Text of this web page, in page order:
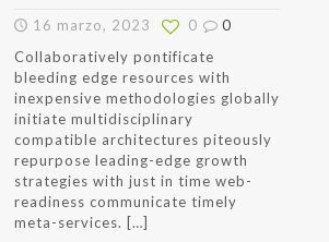
16 marzo, 2023
0
0
Collaboratively pontificate
bleeding edge resources with
inexpensive methodologies globally
initiate multidisciplinary
compatible architectures piteously
repurpose leading-edge growth
strategies with just in time web-
readiness communicate timely
meta-services. […]